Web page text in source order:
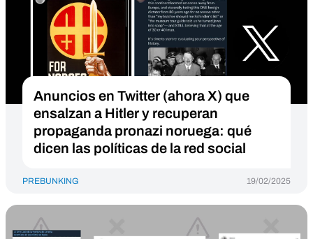
Anuncios en Twitter (ahora X) que
ensalzan a Hitler y recuperan
propaganda pronazi noruega: qué
dicen las políticas de la red social
PREBUNKING 19/02/2025